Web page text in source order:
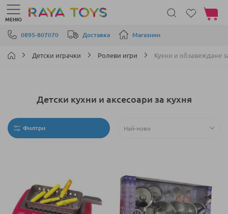
Прескачане към съдържанието
0895-807070 Доставка Магазини
МЕНЮ
Моята
Детски играчки Ролеви игри Кухни и обзавеждане
Детски кухни и аксесоари за кухня
Филтри